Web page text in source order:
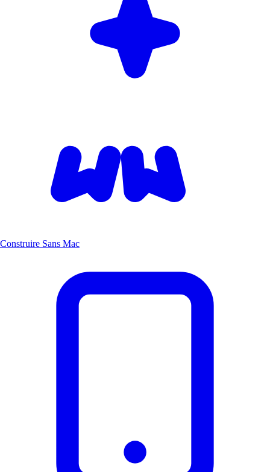
Construire Sans Mac